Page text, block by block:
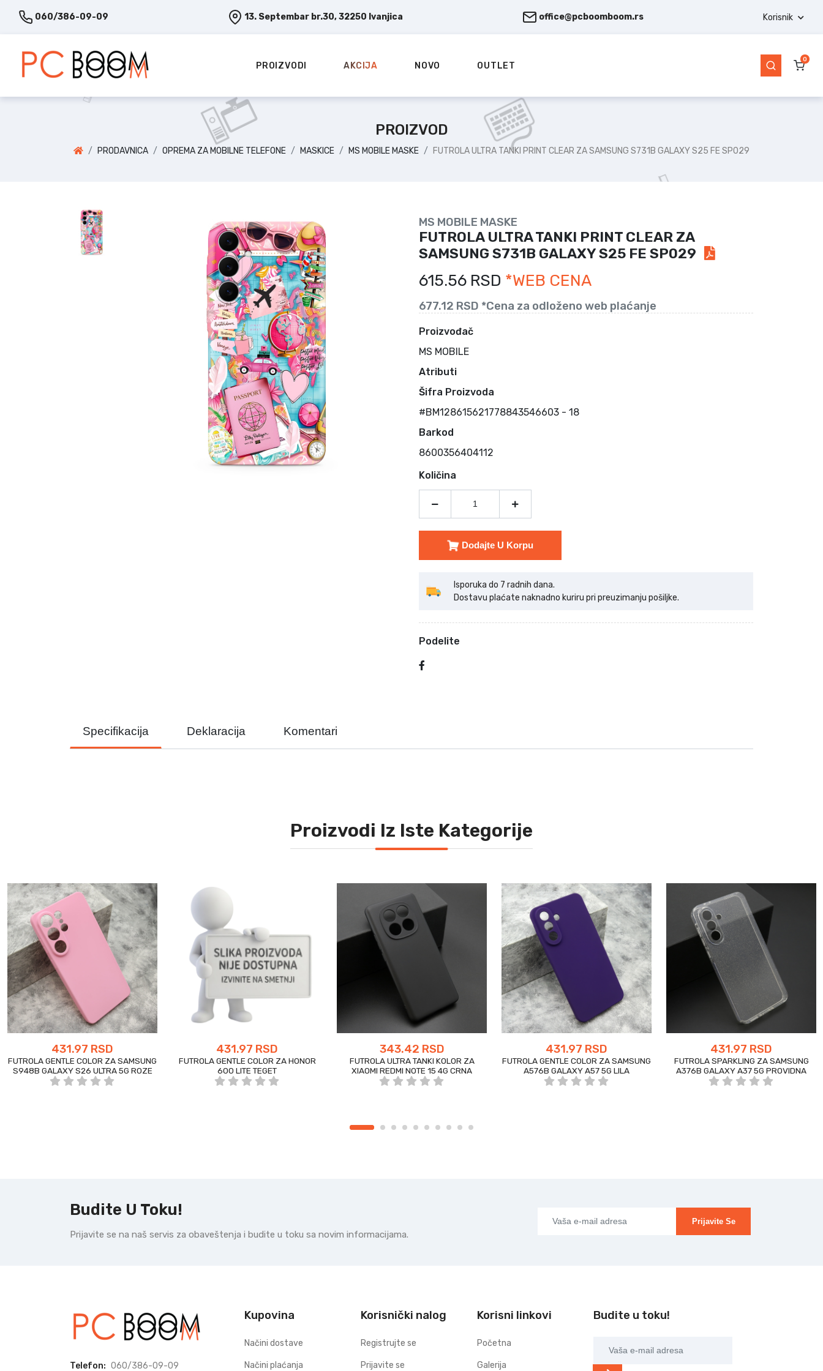
060/386-09-09 13. Septembar br.30, 32250 Ivanjica office@pcboomboom.rs Korisnik
PROIZVODI AKCIJA NOVO OUTLET
0
PROIZVOD
PRODAVNICA OPREMA ZA MOBILNE TELEFONE MASKICE MS MOBILE MASKE FUTROLA ULTRA TANKI PRINT CLEAR ZA SAMSUNG S731B GALAXY S25 FE SP029
MS MOBILE MASKE
FUTROLA ULTRA TANKI PRINT CLEAR ZA
SAMSUNG S731B GALAXY S25 FE SP029
615.56 RSD *WEB CENA
677.12 RSD *Cena za odloženo web plaćanje
Proizvođač
MS MOBILE
Atributi
Šifra Proizvoda
#BM128615621778843546603 - 18
Barkod
8600356404112
Količina
Dodajte U Korpu
Isporuka do 7 radnih dana.
Dostavu plaćate naknadno kuriru pri preuzimanju pošiljke.
Podelite
Specifikacija Deklaracija Komentari
Proizvodi Iz Iste Kategorije
431.97 RSD
FUTROLA GENTLE COLOR ZA SAMSUNG
S948B GALAXY S26 ULTRA 5G ROZE
431.97 RSD
FUTROLA GENTLE COLOR ZA HONOR
600 LITE TEGET
343.42 RSD
FUTROLA ULTRA TANKI KOLOR ZA
XIAOMI REDMI NOTE 15 4G CRNA
431.97 RSD
FUTROLA GENTLE COLOR ZA SAMSUNG
A576B GALAXY A57 5G LILA
431.97 RSD
FUTROLA SPARKLING ZA SAMSUNG
A376B GALAXY A37 5G PROVIDNA
Budite U Toku!
Prijavite se na naš servis za obaveštenja i budite u toku sa novim informacijama.
Prijavite Se
Telefon: 060/386-09-09
Kupovina
Načini dostave
Načini plaćanja
Korisnički nalog
Registrujte se
Prijavite se
Korisni linkovi
Početna
Galerija
Budite u toku!